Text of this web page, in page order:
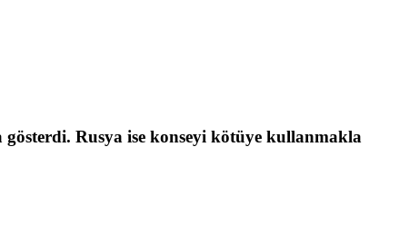
Rusya ise konseyi kötüye kullanmakla